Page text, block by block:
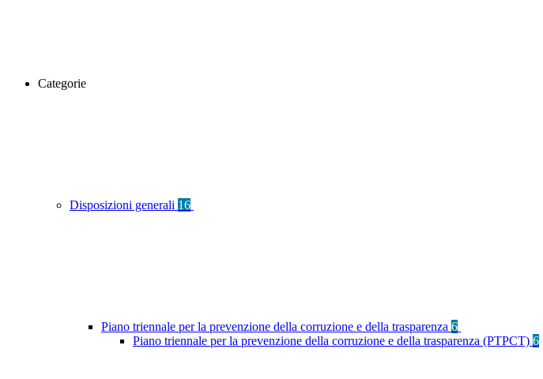
Categorie
Disposizioni generali 16
Piano triennale per la prevenzione della corruzione e della trasparenza 6
Piano triennale per la prevenzione della corruzione e della trasparenza (PTPCT) 6